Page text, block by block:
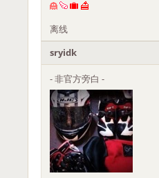
离线
sryidk
- 非官方旁白 -